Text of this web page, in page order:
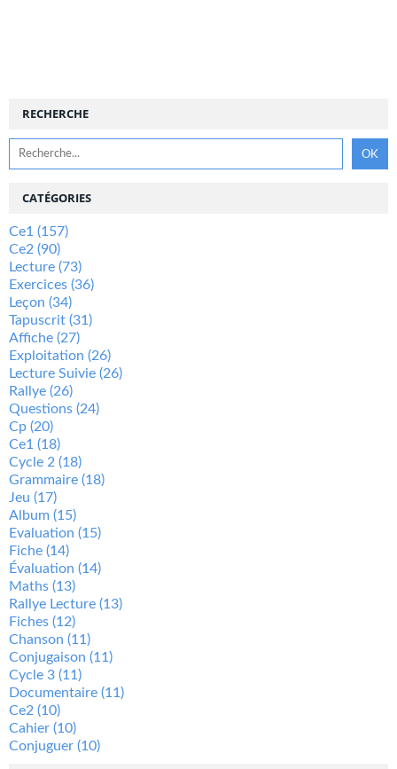
RECHERCHE
CATÉGORIES
Ce1 (157)
Ce2 (90)
Lecture (73)
Exercices (36)
Leçon (34)
Tapuscrit (31)
Affiche (27)
Exploitation (26)
Lecture Suivie (26)
Rallye (26)
Questions (24)
Cp (20)
Ce1 (18)
Cycle 2 (18)
Grammaire (18)
Jeu (17)
Album (15)
Evaluation (15)
Fiche (14)
Évaluation (14)
Maths (13)
Rallye Lecture (13)
Fiches (12)
Chanson (11)
Conjugaison (11)
Cycle 3 (11)
Documentaire (11)
Ce2 (10)
Cahier (10)
Conjuguer (10)